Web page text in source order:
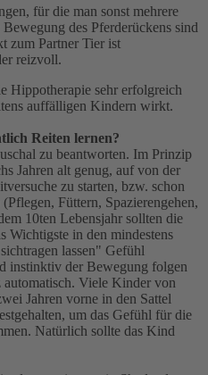
für die man sonst mehrere
des Pferderückens sind
zum Partner Tier ist
reizvoll.
Hippotherapie sehr erfolgreich
auffälligen Kindern wirkt.
Reiten lernen?
zu beantworten. Im Prinzip
Jahren alt genug, auf von der
zu starten, bzw. schon
Füttern, Spazierengehen,
10ten Lebensjahr sollten die
Wichtigste in den mindestens
lassen" Gefühl
instinktiv der Bewegung folgen
automatisch. Viele Kinder von
Jahren vorne in den Sattel
um das Gefühl für die
Natürlich sollte das Kind